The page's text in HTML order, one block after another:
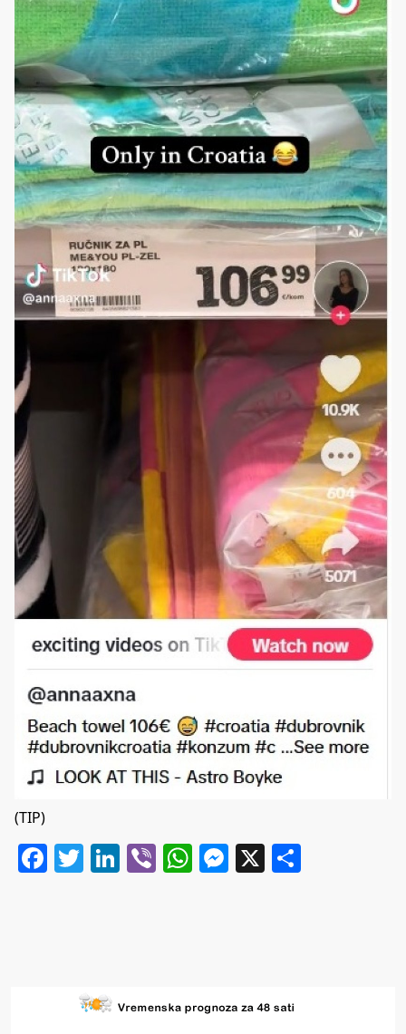
(TIP)
Facebook
Twitter
LinkedIn
ViberWhatsApp
Messenger
X